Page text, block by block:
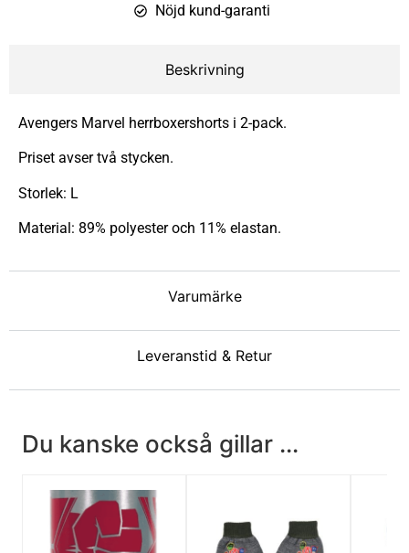
Nöjd kund-garanti
Beskrivning
Varumärke
Leveranstid & Retur
Avengers Marvel herrboxershorts i 2-pack.
Priset avser två stycken.
Storlek: L
Material: 89% polyester och 11% elastan.
Du kanske också gillar ...